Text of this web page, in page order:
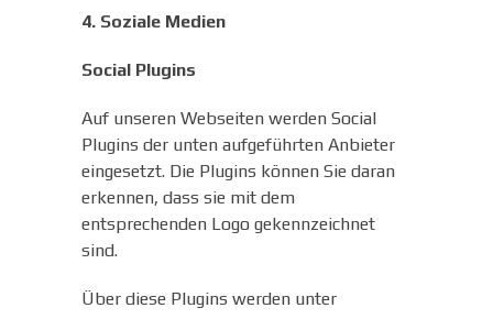
4. Soziale Medien
Social Plugins
Auf unseren Webseiten werden Social
Plugins der unten aufgeführten Anbieter
eingesetzt. Die Plugins können Sie daran
erkennen, dass sie mit dem
entsprechenden Logo gekennzeichnet
sind.
Über diese Plugins werden unter